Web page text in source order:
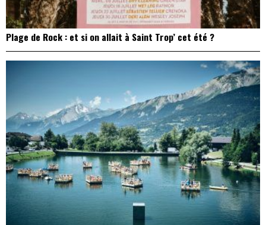
Plage de Rock : et si on allait à Saint Trop’ cet été ?